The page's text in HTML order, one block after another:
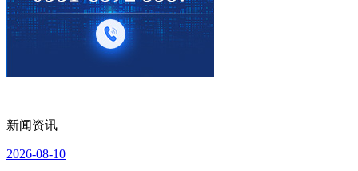
新闻资讯
2026-08-10